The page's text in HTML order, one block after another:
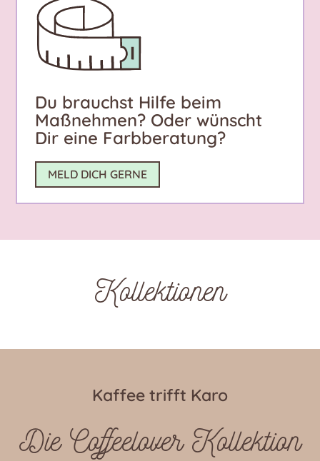
Du brauchst Hilfe beim
Maßnehmen? Oder wünscht
Dir eine Farbberatung?
MELD DICH GERNE
Kollektionen
Kaffee trifft Karo
Die Coffeelover Kollektion